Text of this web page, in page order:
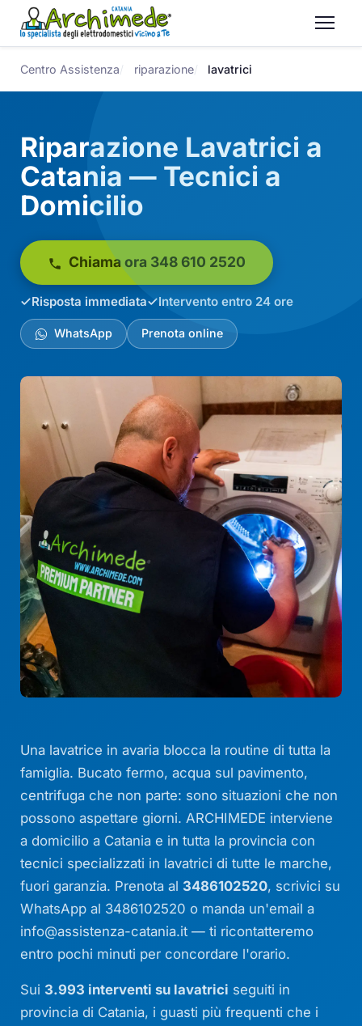
Centro Assistenza riparazione lavatrici
Riparazione Lavatrici a
Catania — Tecnici a
Domicilio
Chiama ora 348 610 2520
Risposta immediata Intervento entro 24 ore
WhatsApp Prenota online
Una lavatrice in avaria blocca la routine di tutta la
famiglia. Bucato fermo, acqua sul pavimento,
centrifuga che non parte: sono situazioni che non
possono aspettare giorni. ARCHIMEDE interviene
a domicilio a Catania e in tutta la provincia con
tecnici specializzati in lavatrici di tutte le marche,
fuori garanzia. Prenota al 3486102520, scrivici su
WhatsApp al 3486102520 o manda un'email a
info@assistenza-catania.it — ti ricontatteremo
entro pochi minuti per concordare l'orario.
Sui 3.993 interventi su lavatrici seguiti in
provincia di Catania, i guasti più frequenti che i